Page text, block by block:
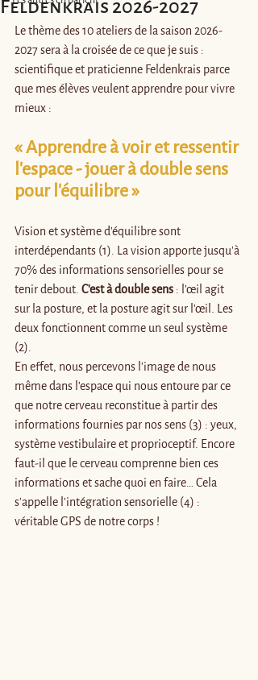
Feldenkrais 2026-2027
Le thème des 10 ateliers de la saison 2026-
2027 sera à la croisée de ce que je suis :
scientifique et praticienne Feldenkrais parce
que mes élèves veulent apprendre pour vivre
mieux :
« Apprendre à voir et ressentir
l’espace - jouer à double sens
pour l’équilibre »
Vision et système d’équilibre sont
interdépendants (1). La vision apporte jusqu’à
70% des informations sensorielles pour se
tenir debout. C’est à double sens : l'œil agit
sur la posture, et la posture agit sur l'œil. Les
deux fonctionnent comme un seul système
(2).
En effet, nous percevons l’image de nous
même dans l’espace qui nous entoure par ce
que notre cerveau reconstitue à partir des
informations fournies par nos sens (3) : yeux,
système vestibulaire et proprioceptif. Encore
faut-il que le cerveau comprenne bien ces
informations et sache quoi en faire… Cela
s’appelle l’intégration sensorielle (4) :
véritable GPS de notre corps !